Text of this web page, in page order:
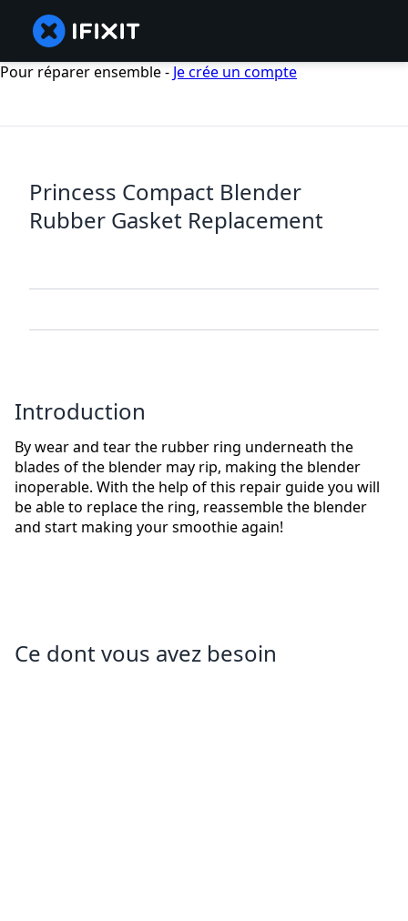
Pour réparer ensemble - Je crée un compte
Princess Compact Blender
Rubber Gasket Replacement
Introduction
By wear and tear the rubber ring underneath the
blades of the blender may rip, making the blender
inoperable. With the help of this repair guide you will
be able to replace the ring, reassemble the blender
and start making your smoothie again!
Ce dont vous avez besoin